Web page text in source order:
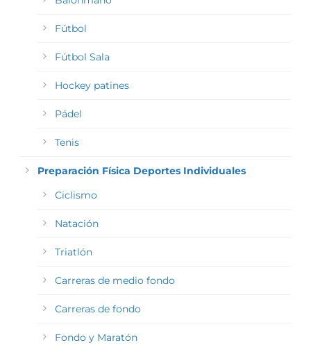
Fútbol
Fútbol Sala
Hockey patines
Pádel
Tenis
Preparación Física Deportes Individuales
Ciclismo
Natación
Triatlón
Carreras de medio fondo
Carreras de fondo
Fondo y Maratón